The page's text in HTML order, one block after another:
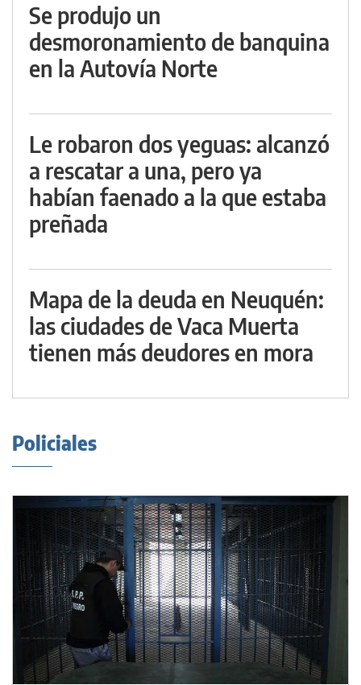
Se produjo un
desmoronamiento de banquina
en la Autovía Norte
Le robaron dos yeguas: alcanzó
a rescatar a una, pero ya
habían faenado a la que estaba
preñada
Mapa de la deuda en Neuquén:
las ciudades de Vaca Muerta
tienen más deudores en mora
Policiales